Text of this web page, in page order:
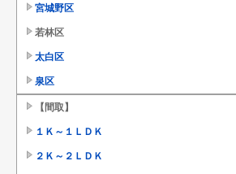
宮城野区
若林区
太白区
泉区
【間取】
１Ｋ～１ＬＤＫ
２Ｋ～２ＬＤＫ